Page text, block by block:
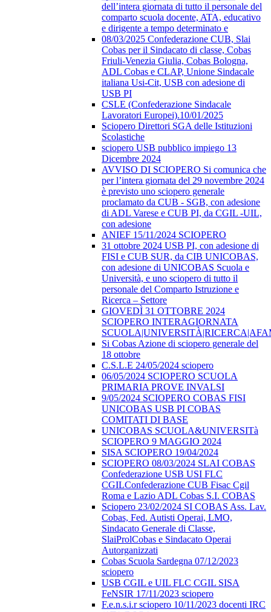
dell’intera giornata di tutto il personale del
comparto scuola docente, ATA, educativo
e dirigente a tempo determinato e
08/03/2025 Confederazione CUB, Slai
Cobas per il Sindacato di classe, Cobas
Friuli-Venezia Giulia, Cobas Bologna,
ADL Cobas e CLAP, Unione Sindacale
italiana Usi-Cit, USB con adesione di
USB PI
CSLE (Confederazione Sindacale
Lavoratori Europei).10/01/2025
Sciopero Direttori SGA delle Istituzioni
Scolastiche
sciopero USB pubblico impiego 13
Dicembre 2024
AVVISO DI SCIOPERO Si comunica che
per l’intera giornata del 29 novembre 2024
è previsto uno sciopero generale
proclamato da CUB - SGB, con adesione
di ADL Varese e CUB PI, da CGIL -UIL,
con adesione
ANIEF 15/11/2024 SCIOPERO
31 ottobre 2024 USB PI, con adesione di
FISI e CUB SUR, da CIB UNICOBAS,
con adesione di UNICOBAS Scuola e
Università, e uno sciopero di tutto il
personale del Comparto Istruzione e
Ricerca – Settore
GIOVEDÌ 31 OTTOBRE 2024
SCIOPERO INTERAGIORNATA
Si Cobas Azione di sciopero generale del
18 ottobre
C.S.L.E 24/05/2024 sciopero
06/05/2024 SCIOPERO SCUOLA
PRIMARIA PROVE INVALSI
9/05/2024 SCIOPERO COBAS FISI
UNICOBAS USB PI COBAS
COMITATI DI BASE
UNICOBAS SCUOLA&UNIVERSITà
SCIOPERO 9 MAGGIO 2024
SISA SCIOPERO 19/04/2024
SCIOPERO 08/03/2024 SLAI COBAS
Confederazione USB USI FLC
CGILConfederazione CUB Fisac Cgil
Roma e Lazio ADL Cobas S.I. COBAS
Sciopero 23/02/2024 SI COBAS Ass. Lav.
Cobas, Fed. Autisti Operai, LMO,
Sindacato Generale di Classe,
SlaiProlCobas e Sindacato Operai
Autorganizzati
Cobas Scuola Sardegna 07/12/2023
sciopero
USB CGIL e UIL FLC CGIL SISA
FeNSIR 17/11/2023 sciopero
F.e.n.s.i.r sciopero 10/11/2023 docenti IRC